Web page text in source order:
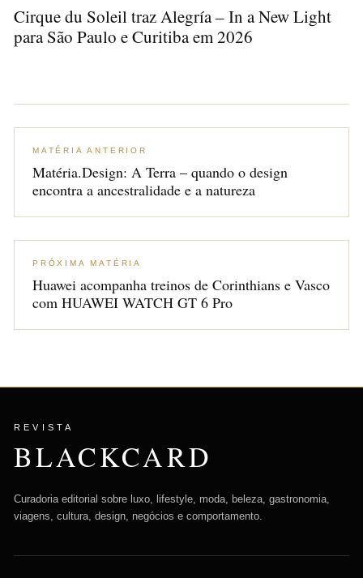
Cirque du Soleil traz Alegría – In a New Light
para São Paulo e Curitiba em 2026
MATÉRIA ANTERIOR
Matéria.Design: A Terra – quando o design
encontra a ancestralidade e a natureza
PRÓXIMA MATÉRIA
Huawei acompanha treinos de Corinthians e Vasco
com HUAWEI WATCH GT 6 Pro
REVISTA
BLACKCARD
Curadoria editorial sobre luxo, lifestyle, moda, beleza, gastronomia,
viagens, cultura, design, negócios e comportamento.